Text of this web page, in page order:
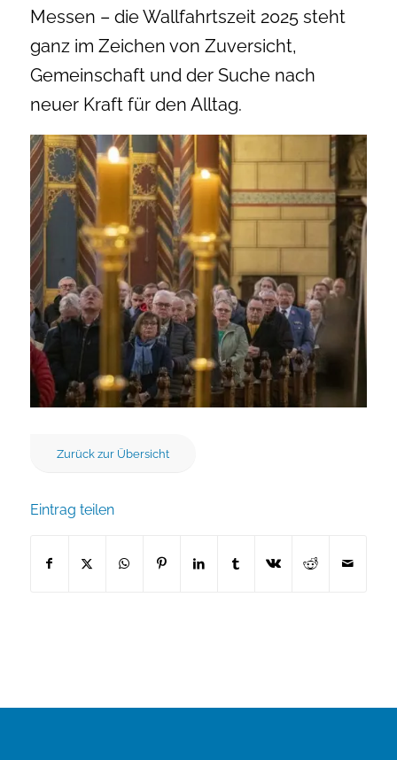
Messen – die Wallfahrtszeit 2025 steht
ganz im Zeichen von Zuversicht,
Gemeinschaft und der Suche nach
neuer Kraft für den Alltag.
Zurück zur Übersicht
Eintrag teilen